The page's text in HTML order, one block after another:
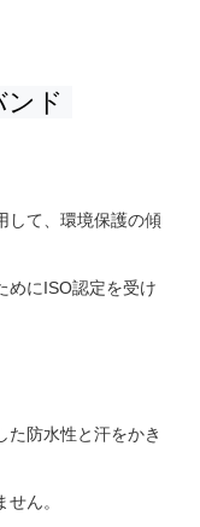
して、環境保護の傾
めにISO認定を受け
た防水性と汗をかき
ん。